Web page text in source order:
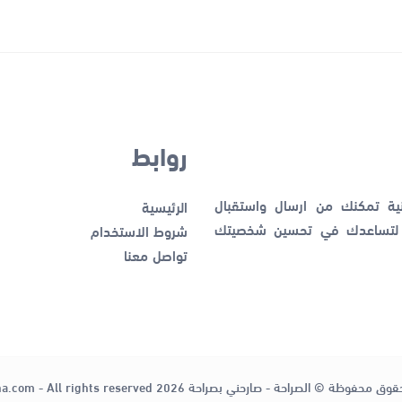
تمكنك من ارسال واستقبال
لتساعدك في تحسين شخصيتك
روابط
الرئيسية
شروط الاستخدام
تواصل معنا
محفوظة © الصراحة - صارحني بصراحة 2026 - All rights reserved